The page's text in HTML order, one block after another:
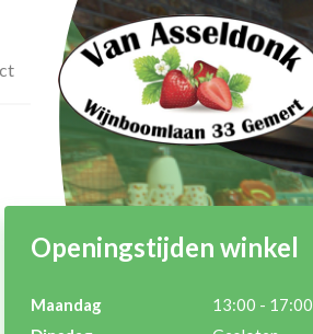
Openingstijden winkel
Maandag
13:00 - 17:00